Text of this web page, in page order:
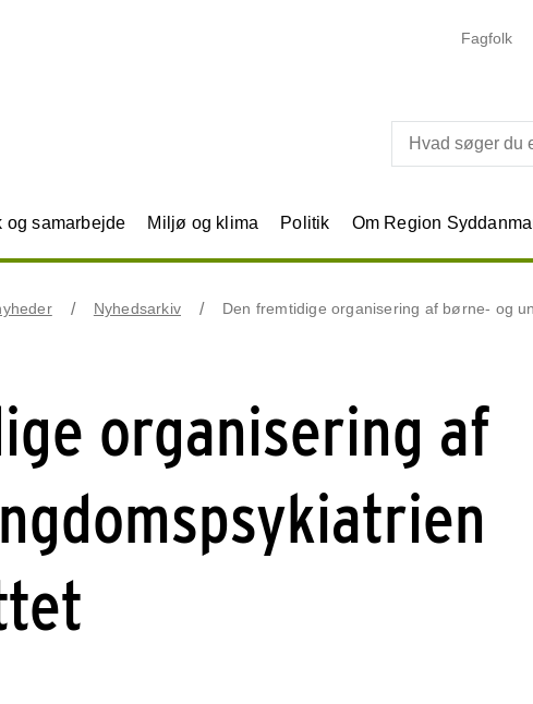
Fagfolk
og samarbejde Miljø og klima Politik Om Region
Nyhedsarkiv Den fremtidige organisering af børne- og
organisering af